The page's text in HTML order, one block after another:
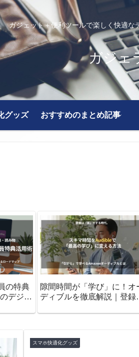
ガジェット＋便利ツールで楽しく快適な
ガジェ
グッズ おすすめのまとめ記事
の特典
デジタ
隙間時間が「学び」に！オ
ディブルを徹底解説｜登録
解決
スマホ快適化グッズ